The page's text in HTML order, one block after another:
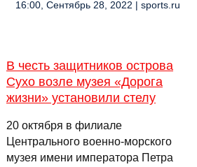
16:00, Сентябрь 28, 2022 | sports.ru
В честь защитников острова
Сухо возле музея «Дорога
жизни» установили стелу
20 октября в филиале
Центрального военно-морского
музея имени императора Петра